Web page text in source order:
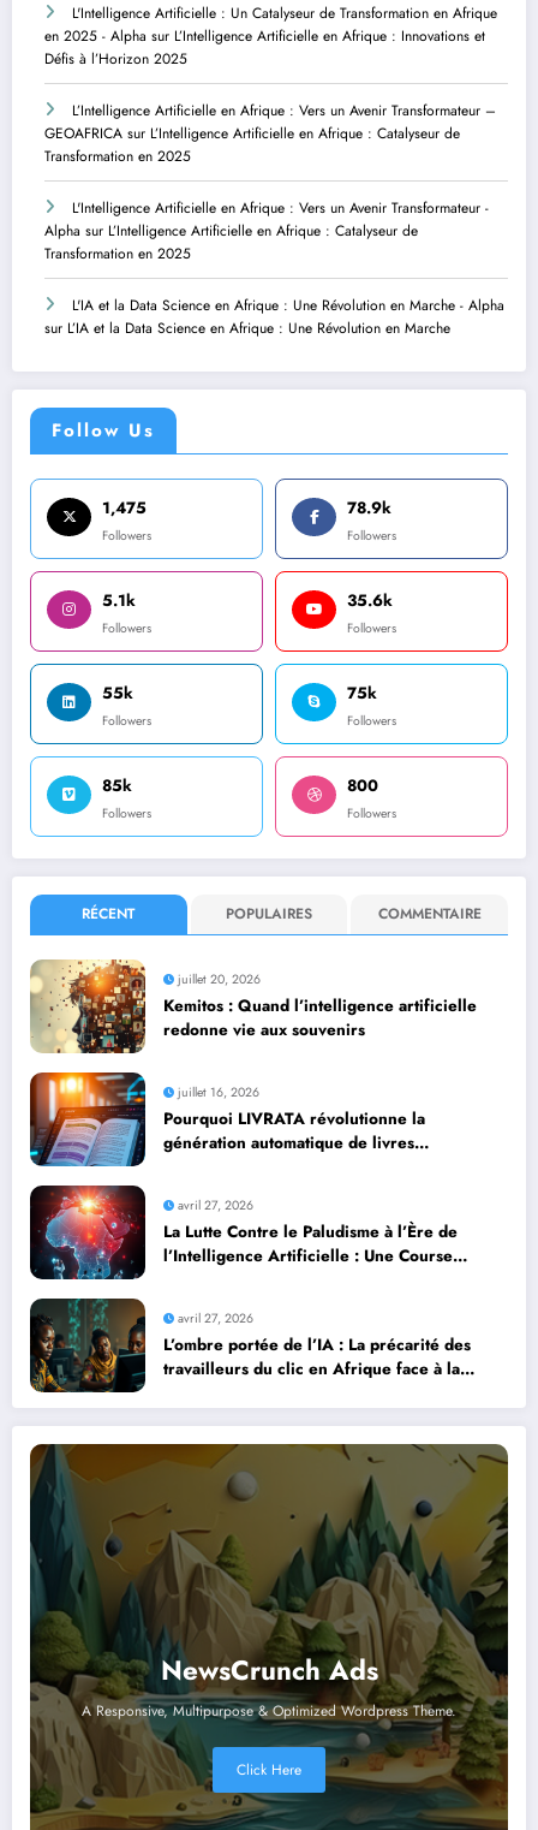
L'Intelligence Artificielle : Un Catalyseur de Transformation en Afrique
en 2025 - Alpha sur L’Intelligence Artificielle en Afrique : Innovations et
Défis à l’Horizon 2025
L’Intelligence Artificielle en Afrique : Vers un Avenir Transformateur –
GEOAFRICA sur L’Intelligence Artificielle en Afrique : Catalyseur de
Transformation en 2025
L'Intelligence Artificielle en Afrique : Vers un Avenir Transformateur -
Alpha sur L’Intelligence Artificielle en Afrique : Catalyseur de
Transformation en 2025
L'IA et la Data Science en Afrique : Une Révolution en Marche - Alpha
sur L’IA et la Data Science en Afrique : Une Révolution en Marche
Follow Us
1,475
Followers
78.9k
Followers
5.1k
Followers
35.6k
Followers
55k
Followers
75k
Followers
85k
Followers
800
Followers
RÉCENT POPULAIRES COMMENTAIRE
juillet 20, 2026
Kemitos : Quand l’intelligence artificielle
redonne vie aux souvenirs
juillet 16, 2026
Pourquoi LIVRATA révolutionne la
génération automatique de livres
avril 27, 2026
La Lutte Contre le Paludisme à l’Ère de
l’Intelligence Artificielle : Une Course
avril 27, 2026
L’ombre portée de l’IA : La précarité des
travailleurs du clic en Afrique face à la
NewsCrunch Ads
A Responsive, Multipurpose & Optimized Wordpress Theme.
Click Here